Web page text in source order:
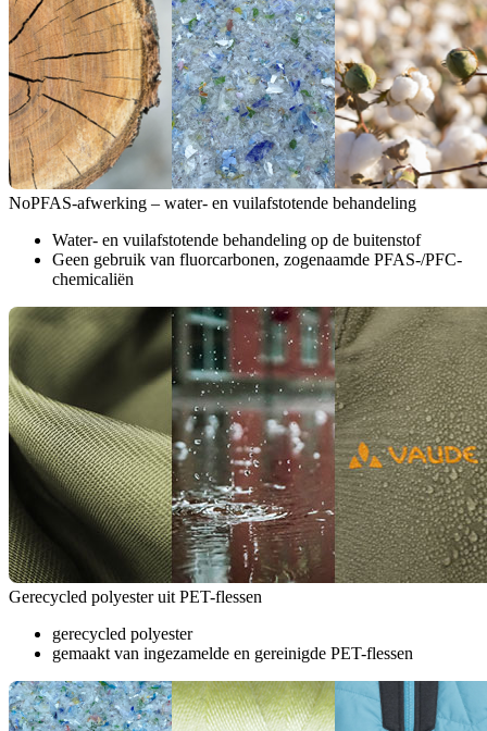
NoPFAS-afwerking – water- en vuilafstotende behandeling
Water- en vuilafstotende behandeling op de buitenstof
Geen gebruik van fluorcarbonen, zogenaamde PFAS-/PFC-
chemicaliën
Gerecycled polyester uit PET-flessen
gerecycled polyester
gemaakt van ingezamelde en gereinigde PET-flessen